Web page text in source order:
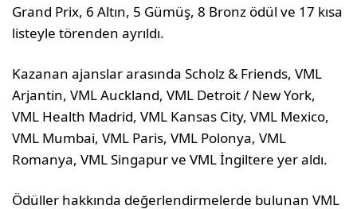
Grand Prix, 6 Altın, 5 Gümüş, 8 Bronz ödül ve 17 kısa
listeyle törenden ayrıldı.
Kazanan ajanslar arasında Scholz & Friends, VML
Arjantin, VML Auckland, VML Detroit / New York,
VML Health Madrid, VML Kansas City, VML Mexico,
VML Mumbai, VML Paris, VML Polonya, VML
Romanya, VML Singapur ve VML İngiltere yer aldı.
Ödüller hakkında değerlendirmelerde bulunan VML